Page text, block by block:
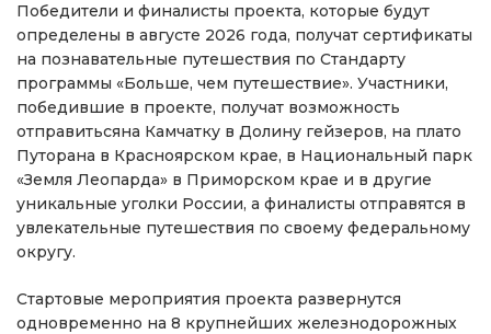
Победители и финалисты проекта, которые будут
определены в августе 2026 года, получат сертификаты
на познавательные путешествия по Стандарту
программы «Больше, чем путешествие». Участники,
победившие в проекте, получат возможность
отправитьсяна Камчатку в Долину гейзеров, на плато
Путорана в Красноярском крае, в Национальный парк
«Земля Леопарда» в Приморском крае и в другие
уникальные уголки России, а финалисты отправятся в
увлекательные путешествия по своему федеральному
округу.
Стартовые мероприятия проекта развернутся
одновременно на 8 крупнейших железнодорожных